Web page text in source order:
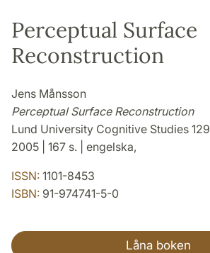
Perceptual Surface
Reconstruction
Jens Månsson
Perceptual Surface Reconstruction
Lund University Cognitive Studies 129
2005 | 167 s. | engelska,
ISSN: 1101-8453
ISBN: 91-974741-5-0
Låna boken